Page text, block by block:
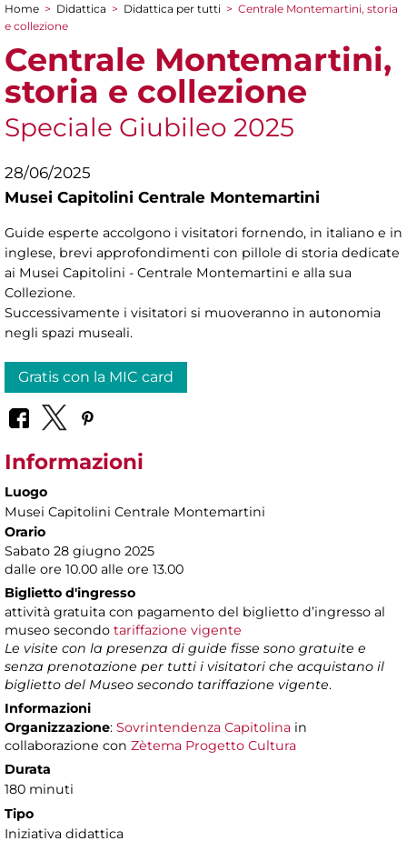
Tu sei qui
Home > Didattica > Didattica per tutti > Centrale Montemartini, storia
e collezione
Centrale Montemartini,
storia e collezione
Speciale Giubileo 2025
28/06/2025
Musei Capitolini Centrale Montemartini
Guide esperte accolgono i visitatori fornendo, in italiano e in
inglese, brevi approfondimenti con pillole di storia dedicate
ai Musei Capitolini - Centrale Montemartini e alla sua
Collezione.
Successivamente i visitatori si muoveranno in autonomia
negli spazi museali.
Gratis con la MIC card
Informazioni
Luogo
Musei Capitolini Centrale Montemartini
Orario
Sabato 28 giugno 2025
dalle ore 10.00 alle ore 13.00
Biglietto d'ingresso
attività gratuita con pagamento del biglietto d’ingresso al
museo secondo tariffazione vigente
Le visite con la presenza di guide fisse sono gratuite e
senza prenotazione per tutti i visitatori che acquistano il
biglietto del Museo secondo tariffazione vigente.
Informazioni
Organizzazione: Sovrintendenza Capitolina in
collaborazione con Zètema Progetto Cultura
Durata
180 minuti
Tipo
Iniziativa didattica